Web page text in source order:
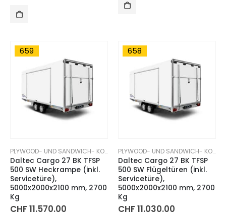
659
PLYWOOD- UND SANDWICH- KOFFERANHÄNGER
Daltec Cargo 27 BK TFSP
500 SW Heckrampe (inkl.
Servicetüre),
5000x2000x2100 mm, 2700
Kg
CHF 11.570.00
658
PLYWOOD- UND SANDWICH- KOFFERANHÄNGER
Daltec Cargo 27 BK TFSP
500 SW Flügeltüren (inkl.
Servicetüre),
5000x2000x2100 mm, 2700
Kg
CHF 11.030.00